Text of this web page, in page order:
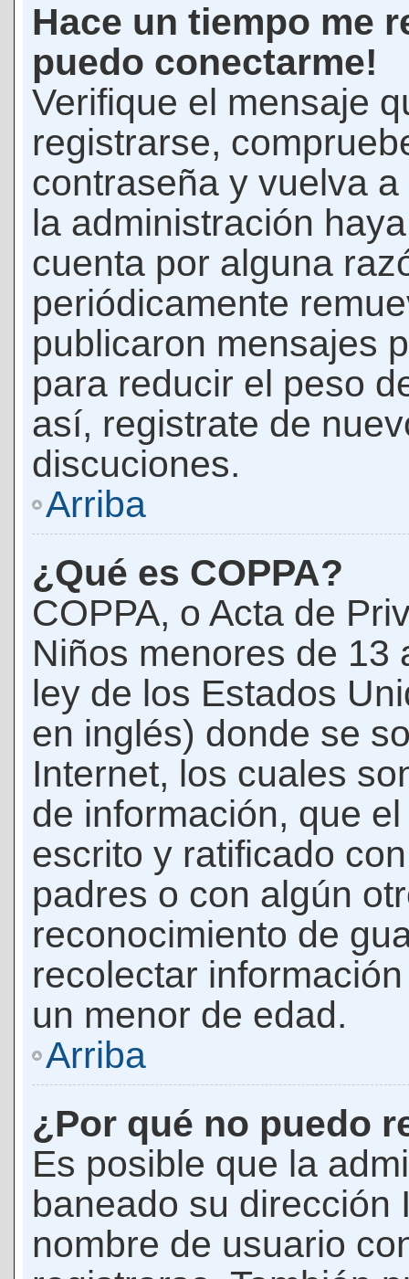
Hace un tiempo me
puedo conectarme!
Verifique el mensaje
registrarse,
contraseña y vuelva
la administración
cuenta por alguna
periódicamente
publicaron mensajes
para reducir el peso
así, registrate de
discuciones.
Arriba
¿Qué es COPPA?
COPPA, o Acta de
Niños menores de 13
ley de los Estados
en inglés) donde se
Internet, los cuales
de información, que
escrito y ratificado
padres o con algún
reconocimiento de
recolectar
un menor de edad.
Arriba
¿Por qué no puedo
Es posible que la
baneado su dirección
nombre de usuario